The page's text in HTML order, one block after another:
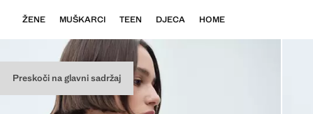
Preskoči na glavni sadržaj
ŽENE MUŠKARCI TEEN DJECA HOME